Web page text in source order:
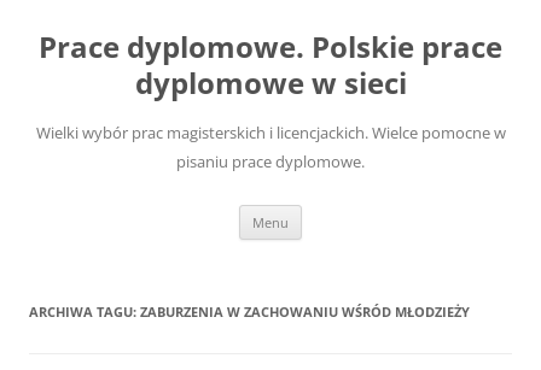
treści
Prace dyplomowe. Polskie prace
dyplomowe w sieci
Wielki wybór prac magisterskich i licencjackich. Wielce pomocne w
pisaniu prace dyplomowe.
Menu
ARCHIWA TAGU: ZABURZENIA W ZACHOWANIU WŚRÓD MŁODZIEŻY